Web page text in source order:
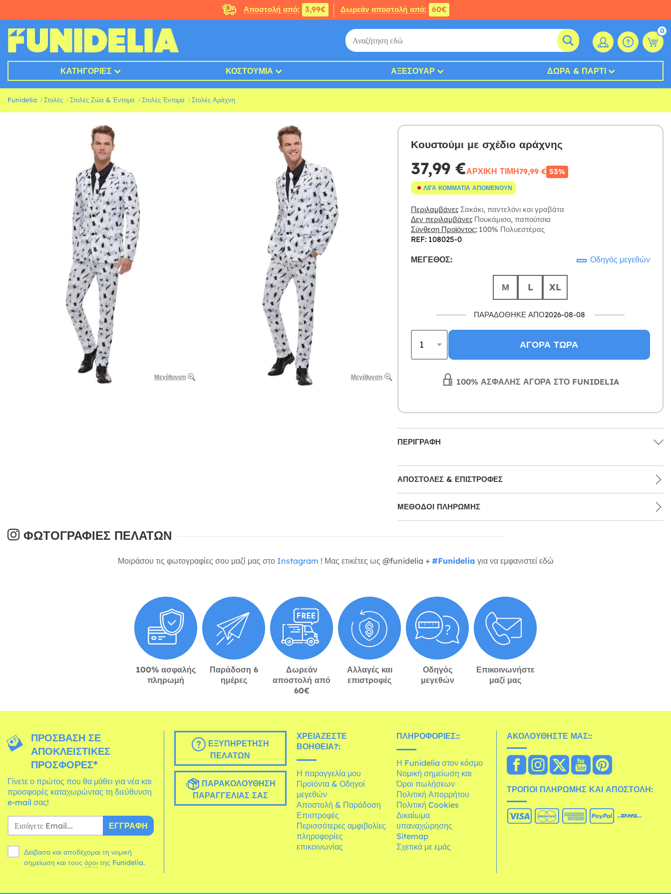
Αποστολή από: 3,99€ Δωρεάν αποστολή από: 60€
0
ΚΑΤΗΓΟΡΊΕΣ ΚΟΣΤΟΎΜΙΑ ΑΞΕΣΟΥΆΡ ΔΏΡΑ & ΠΆΡΤΙ
Funidelia Στολές Στολές Ζώα & Έντομα Στολές Έντομα Στολές Αράχνη
Μεγέθυνση Μεγέθυνση
Κουστούμι με σχέδιο αράχνης
37,99 €ΑΡΧΙΚΉ ΤΙΜΉ79,99 € 53%
ΛΊΓΑ ΚΟΜΜΆΤΙΑ ΑΠΟΜΈΝΟΥΝ
Περιλαμβάνει:Σακάκι, παντελόνι και γραβάτα
Δεν περιλαμβάνει:Πουκάμισο, παπούτσια
Σύνθεση Προϊόντος:100% Πολυεστέρας
REF: 108025-0
ΜΈΓΕΘΟΣ: Οδηγός μεγεθών
Μ L XL
ΠΑΡΑΔΌΘΗΚΕ ΑΠΌ2026-08-08
ΑΓΟΡΆ ΤΏΡΑ
100% ΑΣΦΑΛΉΣ ΑΓΟΡΆ ΣΤΟ FUNIDELIA
ΠΕΡΙΓΡΑΦΉ
ΑΠΟΣΤΟΛΈΣ & ΕΠΙΣΤΡΟΦΈΣ
ΜΕΘΌΔΟΙ ΠΛΗΡΩΜΉΣ
ΦΩΤΟΓΡΑΦΊΕΣ ΠΕΛΑΤΏΝ
Μοιράσου τις φωτογραφίες σου μαζί μας στο Instagram ! Μας ετικέτες ως @funidelia + #Funidelia για να εμφανιστεί εδώ
100% ασφαλής
πληρωμή
Παράδοση 6
ημέρες
Δωρεάν
αποστολή από
60€
Αλλαγές και
επιστροφές
Οδηγός
μεγεθών
Επικοινωνήστε
μαζί μας
ΠΡΌΣΒΑΣΗ ΣΕ
ΑΠΟΚΛΕΙΣΤΙΚΈΣ
ΠΡΟΣΦΟΡΈΣ*
Γίνετε ο πρώτος που θα μάθει για νέα και
προσφορές καταχωρώντας τη διεύθυνση
e-mail σας!
ΕΓΓΡΑΦΉ
Διάβασα και αποδέχομαι τη νομική
σημείωση και τους όροι της Funidelia.
ΕΞΥΠΗΡΈΤΗΣΗ
ΠΕΛΑΤΏΝ
ΠΑΡΑΚΟΛΟΎΘΗΣΗ
ΠΑΡΑΓΓΕΛΊΑΣ ΣΑΣ
ΧΡΕΙΆΖΕΣΤΕ
ΒΟΉΘΕΙΑ?:
Η παραγγελία μου
Προϊόντα & Οδηγοί
μεγεθών
Αποστολή & Παράδοση
Επιστροφές
Περισσότερες αμφιβολίες
πληροφορίες
επικοινωνίας
ΠΛΗΡΟΦΟΡΊΕΣ::
Η Funidelia στον κόσμο
Νομική σημείωση και
Όροι πωλήσεων
Πολιτική Απορρήτου
Πολιτική Cookies
Δικαίωμα
υπαναχώρησης
Sitemap
Σχετικά με εμάς
ΑΚΟΛΟΥΘΉΣΤΕ ΜΑΣ::
ΤΡΌΠΟΙ ΠΛΗΡΩΜΉΣ ΚΑΙ ΑΠΟΣΤΟΛΉ: